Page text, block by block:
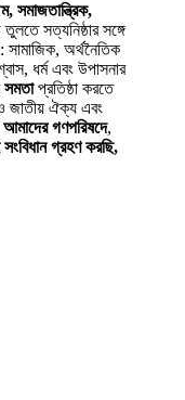
সমাজতান্ত্রিক,
সত্যনিষ্ঠার সঙ্গে
অর্থনৈতিক
ধর্ম এবং উপাসনার
সমতাপ্রতিষ্ঠা করতে
জাতীয় ঐক্য এবং
আমাদের গণপরিষদে,
সংবিধান গ্রহণ করছি,